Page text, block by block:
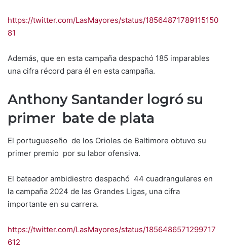
https://twitter.com/LasMayores/status/18564871789115150
81
Además, que en esta campaña despachó 185 imparables
una cifra récord para él en esta campaña.
Anthony Santander logró su
primer bate de plata
El portugueseño de los Orioles de Baltimore obtuvo su
primer premio por su labor ofensiva.
El bateador ambidiestro despachó 44 cuadrangulares en
la campaña 2024 de las Grandes Ligas, una cifra
importante en su carrera.
https://twitter.com/LasMayores/status/1856486571299717
612